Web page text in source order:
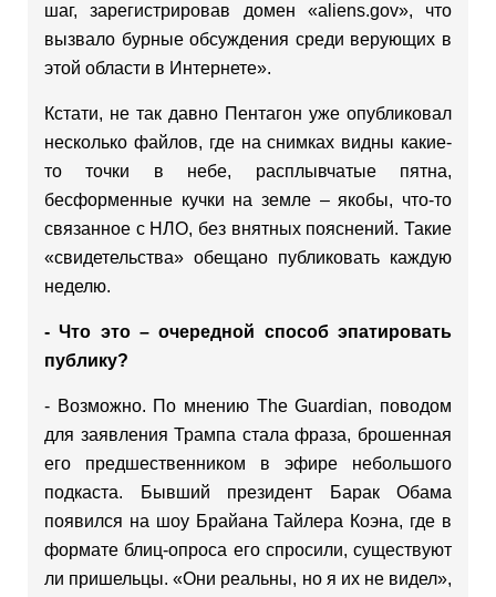
шаг, зарегистрировав домен «aliens.gov», что
вызвало бурные обсуждения среди верующих в
этой области в Интернете».
Кстати, не так давно Пентагон уже опубликовал
несколько файлов, где на снимках видны какие-
то точки в небе, расплывчатые пятна,
бесформенные кучки на земле – якобы, что-то
связанное с НЛО, без внятных пояснений. Такие
«свидетельства» обещано публиковать каждую
неделю.
- Что это – очередной способ эпатировать
публику?
- Возможно. По мнению The Guardian, поводом
для заявления Трампа стала фраза, брошенная
его предшественником в эфире небольшого
подкаста. Бывший президент Барак Обама
появился на шоу Брайана Тайлера Коэна, где в
формате блиц-опроса его спросили, существуют
ли пришельцы. «Они реальны, но я их не видел»,